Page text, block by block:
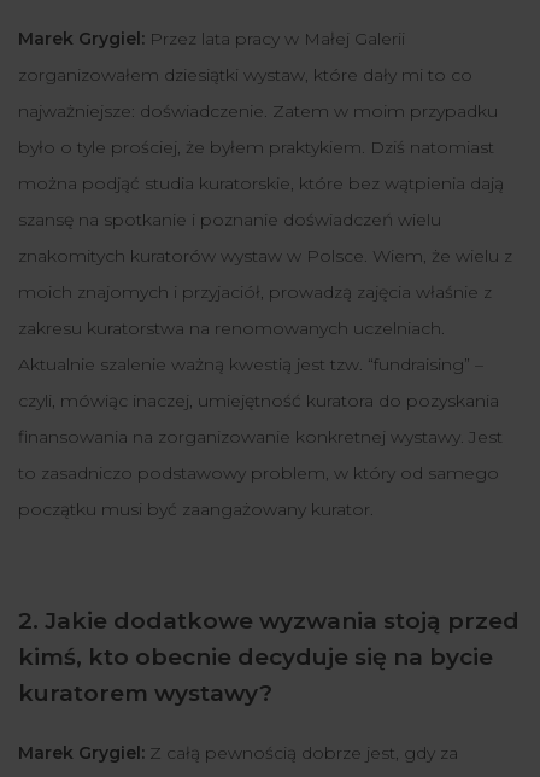
Marek Grygiel: Przez lata pracy w Małej Galerii
zorganizowałem dziesiątki wystaw, które dały mi to co
najważniejsze: doświadczenie. Zatem w moim przypadku
było o tyle prościej, że byłem praktykiem. Dziś natomiast
można podjąć studia kuratorskie, które bez wątpienia dają
szansę na spotkanie i poznanie doświadczeń wielu
znakomitych kuratorów wystaw w Polsce. Wiem, że wielu z
moich znajomych i przyjaciół, prowadzą zajęcia właśnie z
zakresu kuratorstwa na renomowanych uczelniach.
Aktualnie szalenie ważną kwestią jest tzw. “fundraising” –
czyli, mówiąc inaczej, umiejętność kuratora do pozyskania
finansowania na zorganizowanie konkretnej wystawy. Jest
to zasadniczo podstawowy problem, w który od samego
początku musi być zaangażowany kurator.
2. Jakie dodatkowe wyzwania stoją przed
kimś, kto obecnie decyduje się na bycie
kuratorem wystawy?
Marek Grygiel: Z całą pewnością dobrze jest, gdy za